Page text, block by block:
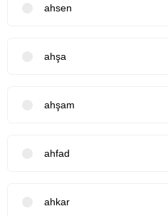
ahsen
ahşa
ahşam
ahfad
ahkar